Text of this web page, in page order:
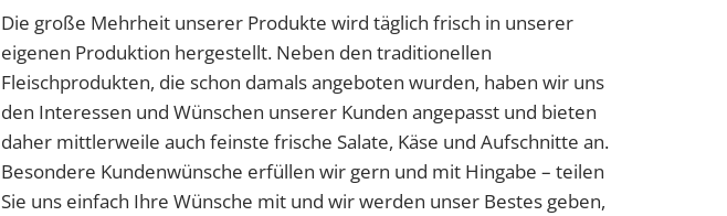
Die große Mehrheit unserer Produkte wird täglich frisch in unserer
eigenen Produktion hergestellt. Neben den traditionellen
Fleischprodukten, die schon damals angeboten wurden, haben wir uns
den Interessen und Wünschen unserer Kunden angepasst und bieten
daher mittlerweile auch feinste frische Salate, Käse und Aufschnitte an.
Besondere Kundenwünsche erfüllen wir gern und mit Hingabe – teilen
Sie uns einfach Ihre Wünsche mit und wir werden unser Bestes geben,